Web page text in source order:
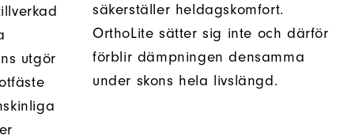
utgör
säkerställer heldagskomfort.
OrthoLite sätter sig inte och därför
förblir dämpningen densamma
under skons hela livslängd.